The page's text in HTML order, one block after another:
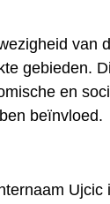
van
gebieden.
en
beïnvloed.